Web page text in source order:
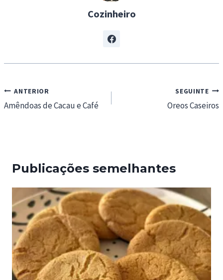
Cozinheiro
Navegação
de
ANTERIOR
Amêndoas de Cacau e Café
SEGUINTE
Oreos Caseiros
Publicações semelhantes